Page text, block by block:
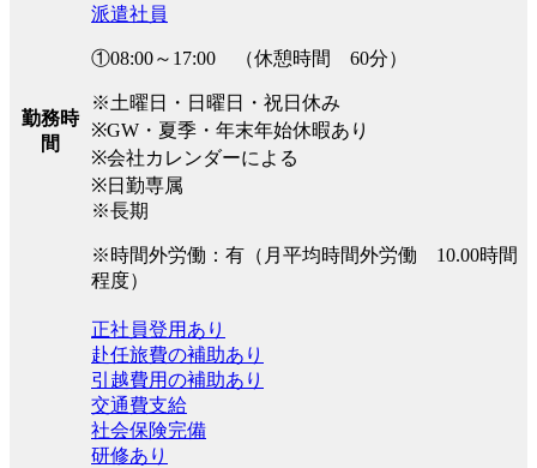
勤務時
間
派遣社員
①08:00～17:00 （休憩時間 60分）
※土曜日・日曜日・祝日休み
※GW・夏季・年末年始休暇あり
※会社カレンダーによる
※日勤専属
※長期
※時間外労働：有（月平均時間外労働 10.00時間
程度）
正社員登用あり
赴任旅費の補助あり
引越費用の補助あり
交通費支給
社会保険完備
研修あり